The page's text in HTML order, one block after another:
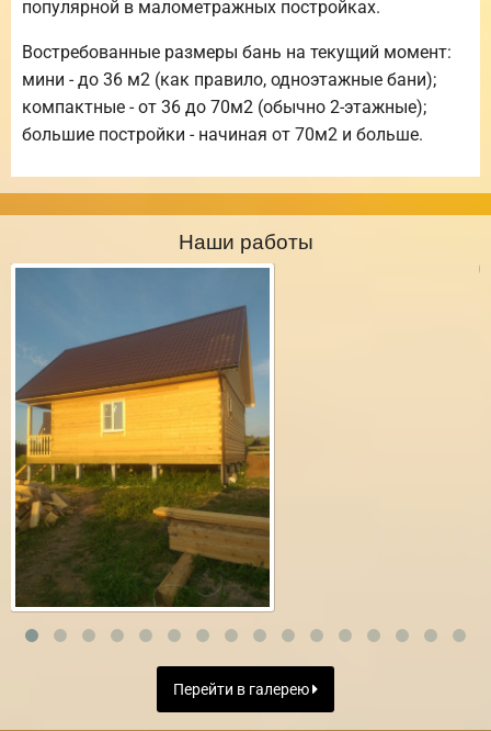
популярной в малометражных постройках.
Востребованные размеры бань на текущий момент:
мини - до 36 м2 (как правило, одноэтажные бани);
компактные - от 36 до 70м2 (обычно 2-этажные);
большие постройки - начиная от 70м2 и больше.
Наши работы
Перейти в галерею